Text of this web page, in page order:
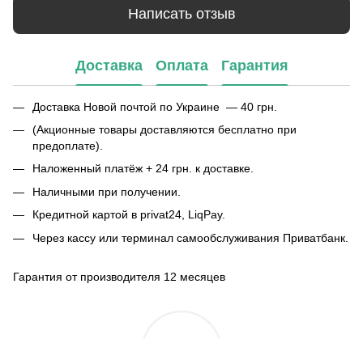
Написать отзыв
Доставка Оплата Гарантия
Доставка Новой почтой по Украине — 40 грн.
(Акционные товары доставляются бесплатно при
предоплате).
Наложенный платёж + 24 грн. к доставке.
Наличными при получении.
Кредитной картой в privat24, LiqPay.
Через кассу или терминал самообслуживания Приватбанк.
Гарантия от производителя 12 месяцев